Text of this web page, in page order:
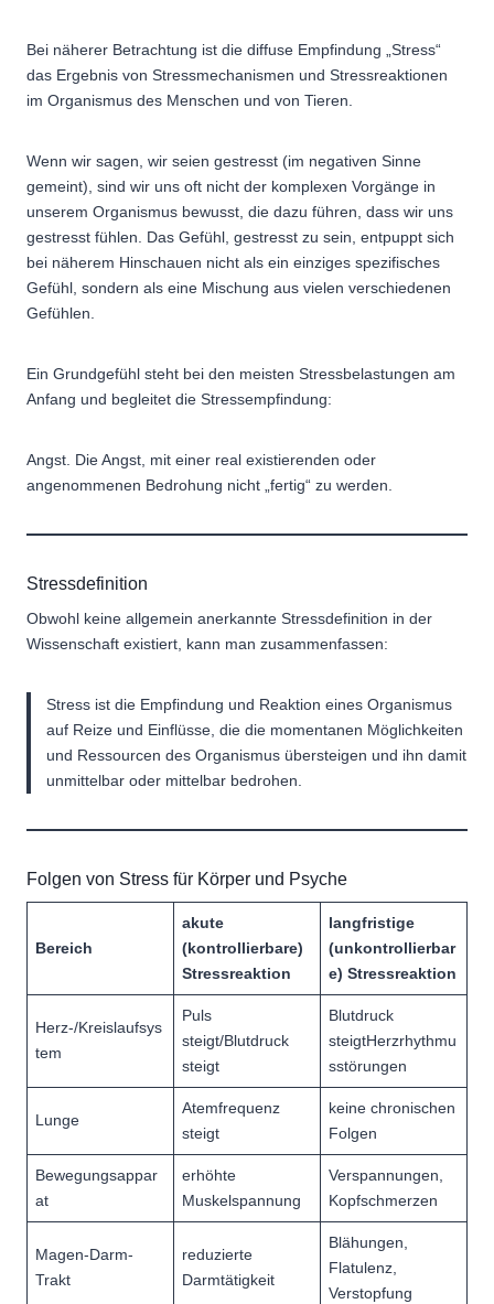
Bei näherer Betrachtung ist die diffuse Empfindung „Stress“
das Ergebnis von Stressmechanismen und Stressreaktionen
im Organismus des Menschen und von Tieren.
Wenn wir sagen, wir seien gestresst (im negativen Sinne
gemeint), sind wir uns oft nicht der komplexen Vorgänge in
unserem Organismus bewusst, die dazu führen, dass wir uns
gestresst fühlen. Das Gefühl, gestresst zu sein, entpuppt sich
bei näherem Hinschauen nicht als ein einziges spezifisches
Gefühl, sondern als eine Mischung aus vielen verschiedenen
Gefühlen.
Ein Grundgefühl steht bei den meisten Stressbelastungen am
Anfang und begleitet die Stressempfindung:
Angst. Die Angst, mit einer real existierenden oder
angenommenen Bedrohung nicht „fertig“ zu werden.
Stressdefinition
Obwohl keine allgemein anerkannte Stressdefinition in der
Wissenschaft existiert, kann man zusammenfassen:
Stress ist die Empfindung und Reaktion eines Organismus
auf Reize und Einflüsse, die die momentanen Möglichkeiten
und Ressourcen des Organismus übersteigen und ihn damit
unmittelbar oder mittelbar bedrohen.
Folgen von Stress für Körper und Psyche
Bereich
akute
(kontrollierbare)
Stressreaktion
langfristige
(unkontrollierbar
e) Stressreaktion
Herz-/Kreislaufsys
tem
Puls
steigt/Blutdruck
steigt
Blutdruck
steigtHerzrhythmu
sstörungen
Lunge
Atemfrequenz
steigt
keine chronischen
Folgen
Bewegungsappar
at
erhöhte
Muskelspannung
Verspannungen,
Kopfschmerzen
Magen-Darm-
Trakt
reduzierte
Darmtätigkeit
Blähungen,
Flatulenz,
Verstopfung